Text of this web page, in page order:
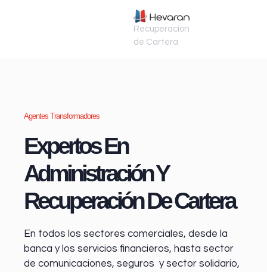
Recuperación
de Cartera
Agentes Transformadores
Expertos En
Administración Y
Recuperación De Cartera
En todos los sectores comerciales, desde la
banca y los servicios financieros, hasta sector
de comunicaciones, seguros y sector solidario,